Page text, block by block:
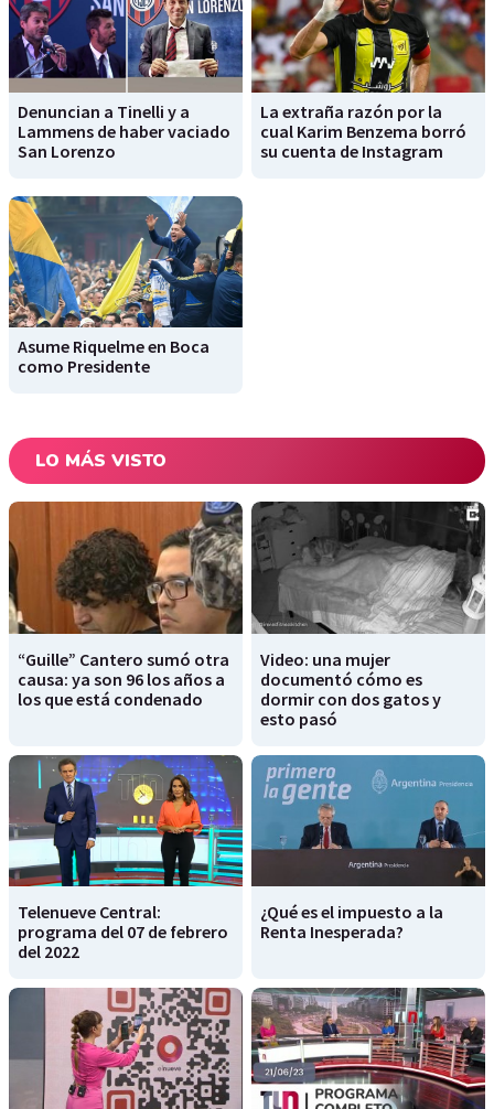
Denuncian a Tinelli y a
Lammens de haber vaciado
San Lorenzo
La extraña razón por la
cual Karim Benzema borró
su cuenta de Instagram
Asume Riquelme en Boca
como Presidente
LO MÁS VISTO
“Guille” Cantero sumó otra
causa: ya son 96 los años a
los que está condenado
Video: una mujer
documentó cómo es
dormir con dos gatos y
esto pasó
Telenueve Central:
programa del 07 de febrero
del 2022
¿Qué es el impuesto a la
Renta Inesperada?